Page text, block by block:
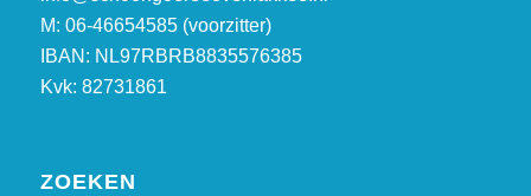
M: 06-46654585 (voorzitter)
IBAN: NL97RBRB8835576385
Kvk: 82731861
ZOEKEN